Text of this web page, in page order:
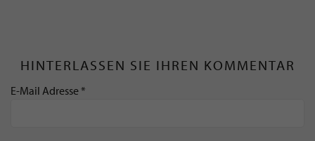
HINTERLASSEN SIE IHREN KOMMENTAR
E-Mail Adresse *